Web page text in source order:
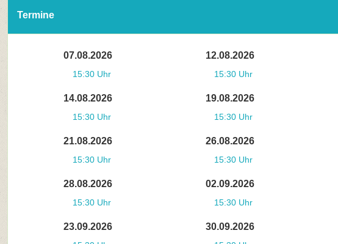
Termine
07.08.2026
15:30 Uhr
12.08.2026
15:30 Uhr
14.08.2026
15:30 Uhr
19.08.2026
15:30 Uhr
21.08.2026
15:30 Uhr
26.08.2026
15:30 Uhr
28.08.2026
15:30 Uhr
02.09.2026
15:30 Uhr
23.09.2026 30.09.2026